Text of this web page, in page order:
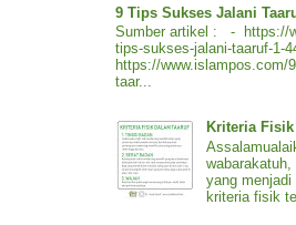
9 Tips Sukses Jalani
Sumber artikel : - https://
tips-sukses-jalani-taaruf-1-
https://www.islampos.com/
taar...
Kriteria
yang menjadi
kriteria fisik